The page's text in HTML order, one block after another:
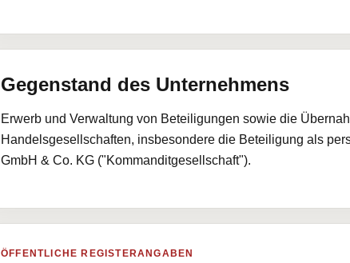
Gegenstand des Unternehmens
Erwerb und Verwaltung von Beteiligungen sowie die
Handelsgesellschaften, insbesondere die Beteiligung als
GmbH & Co. KG ("Kommanditgesellschaft").
ÖFFENTLICHE REGISTERANGABEN